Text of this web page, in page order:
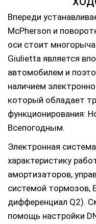
Впереди
McPherson и
оси стоит
Giulietta является
автомобилем и
наличием
который обладает
функционирования:
Всепогодным.
Электронная
характеристику
амортизаторов,
системой тормозов,
дифференциал Q2).
помощь настройки